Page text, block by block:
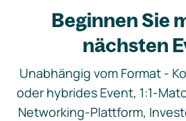
Beginnen Sie
nächsten
Unabhängig vom Format -
oder hybrides Event, 1:1-
Networking-Plattform,